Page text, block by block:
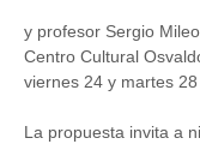
y profesor Sergio
Centro Cultural
viernes 24 y martes
La propuesta invita a